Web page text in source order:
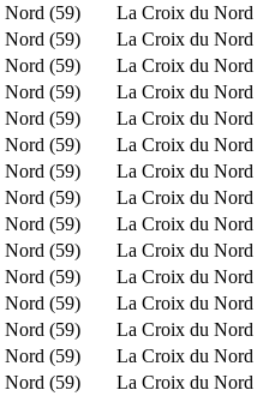
Nord (59) La Croix du Nord
Nord (59) La Croix du Nord
Nord (59) La Croix du Nord
Nord (59) La Croix du Nord
Nord (59) La Croix du Nord
Nord (59) La Croix du Nord
Nord (59) La Croix du Nord
Nord (59) La Croix du Nord
Nord (59) La Croix du Nord
Nord (59) La Croix du Nord
Nord (59) La Croix du Nord
Nord (59) La Croix du Nord
Nord (59) La Croix du Nord
Nord (59) La Croix du Nord
Nord (59) La Croix du Nord